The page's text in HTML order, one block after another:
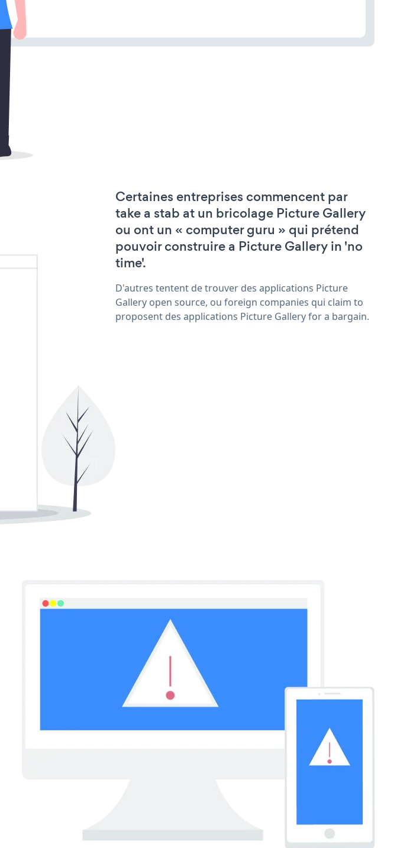
Certaines entreprises commencent par
take a stab at un bricolage Picture Gallery
ou ont un « computer guru » qui prétend
pouvoir construire a Picture Gallery in 'no
time'.
D'autres tentent de trouver des applications Picture
Gallery open source, ou foreign companies qui claim to
proposent des applications Picture Gallery for a bargain.